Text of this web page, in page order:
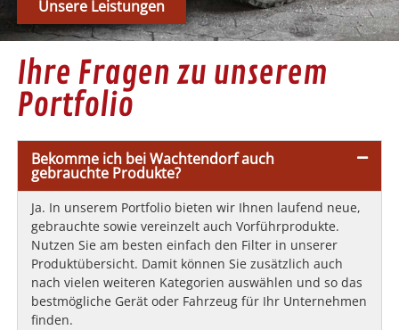
Unsere Leistungen
Ihre Fragen zu unserem
Portfolio
Bekomme ich bei Wachtendorf auch
gebrauchte Produkte?
Ja. In unserem Portfolio bieten wir Ihnen laufend neue,
gebrauchte sowie vereinzelt auch Vorführprodukte.
Nutzen Sie am besten einfach den Filter in unserer
Produktübersicht. Damit können Sie zusätzlich auch
nach vielen weiteren Kategorien auswählen und so das
bestmögliche Gerät oder Fahrzeug für Ihr Unternehmen
finden.